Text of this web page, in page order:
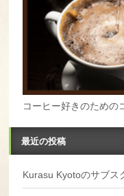
コーヒー好きのための
最近の投稿
Kurasu Kyotoのサブス